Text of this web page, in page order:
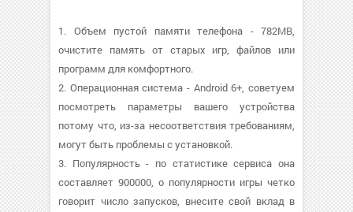
1. Объем пустой памяти телефона - 782MB,
очистите память от старых игр, файлов или
программ для комфортного.
2. Операционная система - Android 6+, советуем
посмотреть параметры вашего устройства
потому что, из-за несоответствия требованиям,
могут быть проблемы с установкой.
3. Популярность - по статистике сервиса она
составляет 900000, о популярности игры четко
говорит число запусков, внесите свой вклад в